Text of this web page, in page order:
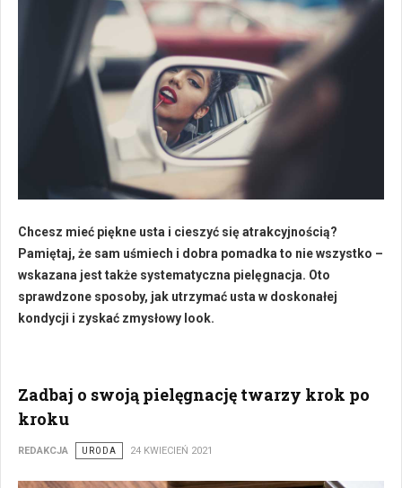
Chcesz mieć piękne usta i cieszyć się atrakcyjnością?
Pamiętaj, że sam uśmiech i dobra pomadka to nie wszystko –
wskazana jest także systematyczna pielęgnacja. Oto
sprawdzone sposoby, jak utrzymać usta w doskonałej
kondycji i zyskać zmysłowy look.
Zadbaj o swoją pielęgnację twarzy krok po
kroku
REDAKCJA URODA 24 KWIECIEŃ 2021